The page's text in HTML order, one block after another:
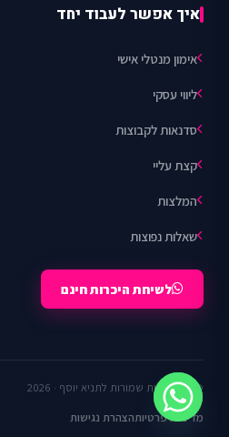
איך אפשר לעבוד יחד
אימון מנטלי אישי
ליווי עסקי
סדנאות לקבוצות
קצת עליי
המלצות
שאלות נפוצות
לשיחת היכרות חינם
© כל הזכויות שמורות לתניא יוסף · 2026
מדיניות פרטיותהצהרת נגישות